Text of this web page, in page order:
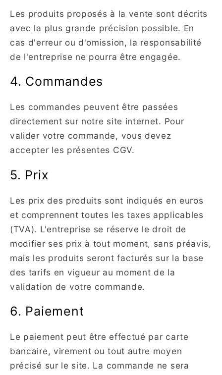
Les produits proposés à la vente sont décrits
avec la plus grande précision possible. En
cas d'erreur ou d'omission, la responsabilité
de l'entreprise ne pourra être engagée.
4. Commandes
Les commandes peuvent être passées
directement sur notre site internet. Pour
valider votre commande, vous devez
accepter les présentes CGV.
5. Prix
Les prix des produits sont indiqués en euros
et comprennent toutes les taxes applicables
(TVA). L'entreprise se réserve le droit de
modifier ses prix à tout moment, sans préavis,
mais les produits seront facturés sur la base
des tarifs en vigueur au moment de la
validation de votre commande.
6. Paiement
Le paiement peut être effectué par carte
bancaire, virement ou tout autre moyen
précisé sur le site. La commande ne sera